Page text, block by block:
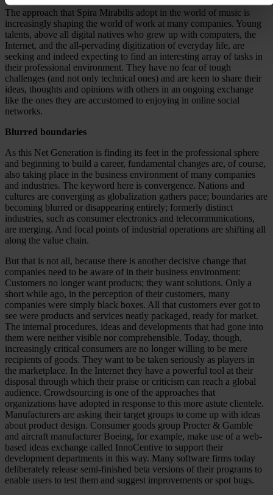
The approach that Spira Mirabilis adopt in the world of music is
increasingly shaping the world of work at many companies. Young
talents, above all digital natives who grew up with computers, the
Internet, and the all-pervading digitization of everyday life, are
seeking and indeed expecting to find an interesting array of tasks in
their professional environment. They have no fear of tough
challenges (and not only technical ones) and are keen to share their
ideas, thoughts and opinions with others in an ongoing exchange
like the ones they are accustomed to enjoying in online social
networks.
Blurred boundaries
As this Net Generation is finding its feet in the professional sphere
and beginning to build a career, fundamental changes are, of course,
also taking place in the business environment of many companies
and industries. The keyword here is convergence. Nations and
cultures are converging as globalization gathers pace; boundaries are
becoming blurred or disappearing entirely; formerly distinct
industries, such as consumer electronics and telecommunications,
are merging. And focal points of industrial operations are shifting all
along the value chain.
But that is not all, because there is another decisive change that
companies need to be aware of in their business environment:
Customers no longer want products; they want solutions. Only a
short while ago, in the perception of their customers, many
companies were simply black boxes. All that customers ever got to
see were products and services neatly packaged, ready for market.
The internal procedures, ideas and developments that had gone into
them were neither visible nor comprehensible. Today, though,
increasingly critical consumers are no longer willing to be mere
recipients of goods. They want to be taken seriously as players in
the marketplace. In the Internet they have a powerful tool at their
disposal through which their praise or criticism can reach a global
audience. Crowdsourcing is one of the approaches that
organizations have adopted in response to this more astute clientele.
Manufacturers are asking their target groups to come up with ideas
about product design. Consumer goods group Procter & Gamble
and aircraft manufacturer Boeing, for example, make use of a web-
based ideas exchange called InnoCentive to support their
development departments in this way. Many software firms today
deliberately release semi-finished beta versions of their programs to
enable users to test them and suggest improvements or spot bugs.